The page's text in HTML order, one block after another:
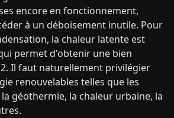
encore en fonctionnement,
à un déboisement inutile. Pour
la chaleur latente est
permet d'obtenir une bien
Il faut naturellement privilégier
renouvelables telles que les
géothermie, la chaleur urbaine, la